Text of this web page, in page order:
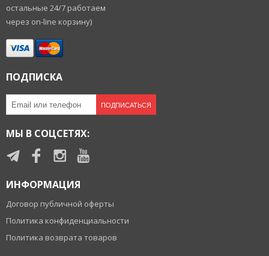
остальные 24/7 работаем
через on-line корзину)
ПОДПИСКА
ПОДПИСАТЬСЯ
МЫ В СОЦСЕТЯХ:
ИНФОРМАЦИЯ
Договор публичной оферты
Политика конфиденциальности
Политика возврата товаров